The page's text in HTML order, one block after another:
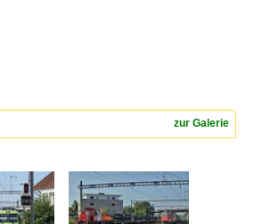
zur Galerie